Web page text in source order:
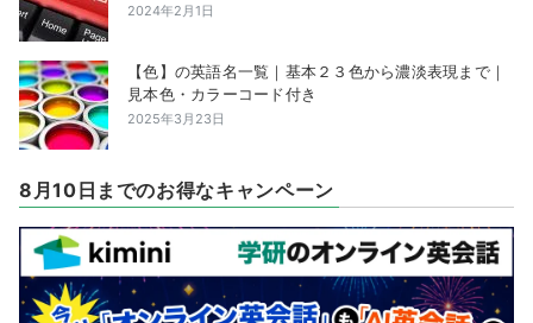
2024年2月1日
【色】の英語名一覧｜基本２３色から濃淡表現まで｜
見本色・カラーコード付き
2025年3月23日
8月10日までのお得なキャンペーン